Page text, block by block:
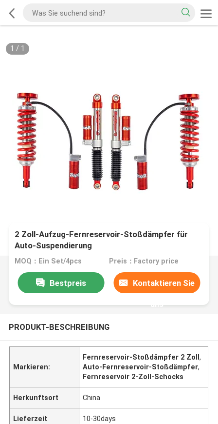
1 / 1
2 Zoll-Aufzug-Fernreservoir-Stoßdämpfer für
Auto-Suspendierung
MOQ：Ein Set/4pcs Preis：Factory price
Bestpreis Kontaktieren Sie
uns
PRODUKT-BESCHREIBUNG
Markieren:
Fernreservoir-Stoßdämpfer 2 Zoll,
Auto-Fernreservoir-Stoßdämpfer,
Fernreservoir 2-Zoll-Schocks
Herkunftsort China
Lieferzeit 10-30days